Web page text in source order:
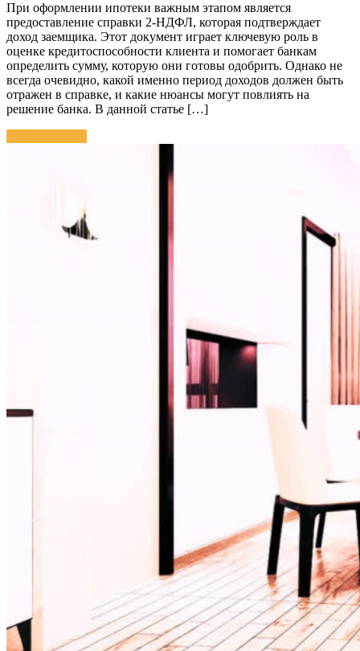
При оформлении ипотеки важным этапом является
предоставление справки 2-НДФЛ, которая подтверждает
доход заемщика. Этот документ играет ключевую роль в
оценке кредитоспособности клиента и помогает банкам
определить сумму, которую они готовы одобрить. Однако не
всегда очевидно, какой именно период доходов должен быть
отражен в справке, и какие нюансы могут повлиять на
решение банка. В данной статье […]